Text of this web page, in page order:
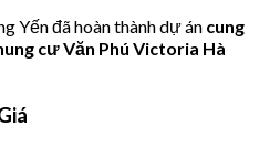
Yến đã hoàn thành dự án cung
cư Văn Phú Victoria Hà